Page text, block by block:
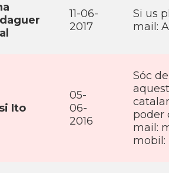
11-06-
2017
Si us
mail:
Ito
05-
06-
2016
Sóc
poder
mail:
mobil: